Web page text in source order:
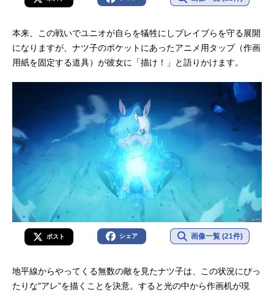
本来、この戦いでユニオが自らを犠牲にしブレイブらを守る展開
になりますが、ナツ子のポケットにあったアニメ用タップ（作画
用紙を固定する道具）が彼女に「描け！」と語りかけます。
ポスト シェア 画像一覧 (21件)
地平線からやってくる無数の敵を見たナツ子は、この状況にぴっ
たりな"アレ”を描くことを決意。すると光の中から作画机が現